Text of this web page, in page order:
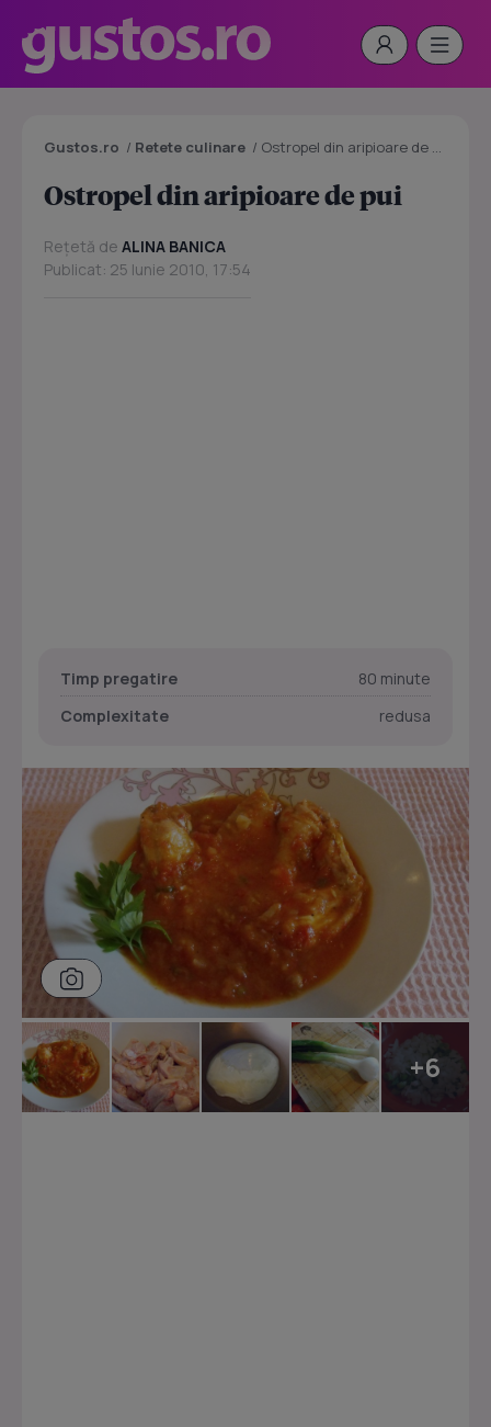
Gustos.ro / Retete culinare / Ostropel din aripioare de pui
Ostropel din aripioare de pui
Rețetă de ALINA BANICA
Publicat: 25 Iunie 2010, 17:54
Timp pregatire
80 minute
Complexitate
redusa
+6